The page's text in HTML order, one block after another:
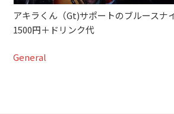
楽器機材等
アキラくん（Gt)サポートのブルースナ
1500円＋ドリンク代
General